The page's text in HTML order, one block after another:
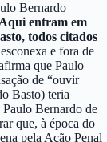
Bernardo
Aqui entram em
todos citados
e fora de
que Paulo
de “ouvir
Basto) teria
Bernardo de
que, à época do
pela Ação Penal